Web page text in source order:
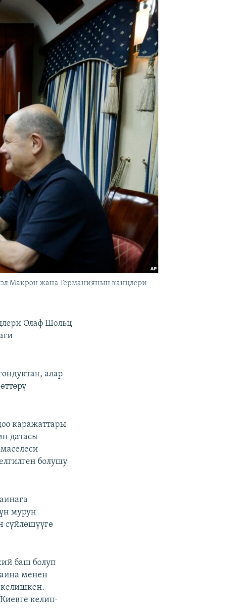
Макрон жана Германиянын канцлери
Олаф Шольц
алар
каражаттары
датасы
болушу
мурун
сүйлөшүүгө
баш болуп
менен
келип-